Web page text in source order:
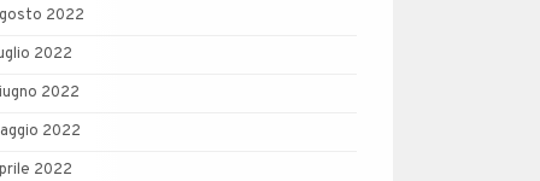
2022
2022
2022
2022
2022